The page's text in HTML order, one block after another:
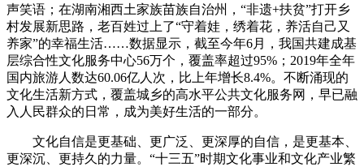
声笑语；在湖南湘西土家族苗族自治州，“非遗+扶贫”打开乡
村发展新思路，老百姓过上了“守着娃，绣着花，养活自己又
养家”的幸福生活……数据显示，截至今年6月，我国共建成基
层综合性文化服务中心56万个，覆盖率超过95%；2019年全年
国内旅游人数达60.06亿人次，比上年增长8.4%。不断涌现的
文化生活新方式，覆盖城乡的高水平公共文化服务网，早已融
入人民群众的日常，成为美好生活的一部分。
文化自信是更基础、更广泛、更深厚的自信，是更基本、
更深沉、更持久的力量。“十三五”时期文化事业和文化产业繁